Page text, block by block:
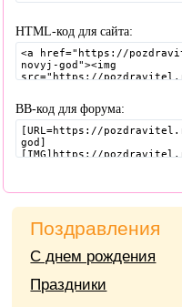
HTML-код для сайта:
BB-код для форума:
Поздравления
С днем рождения
Праздники